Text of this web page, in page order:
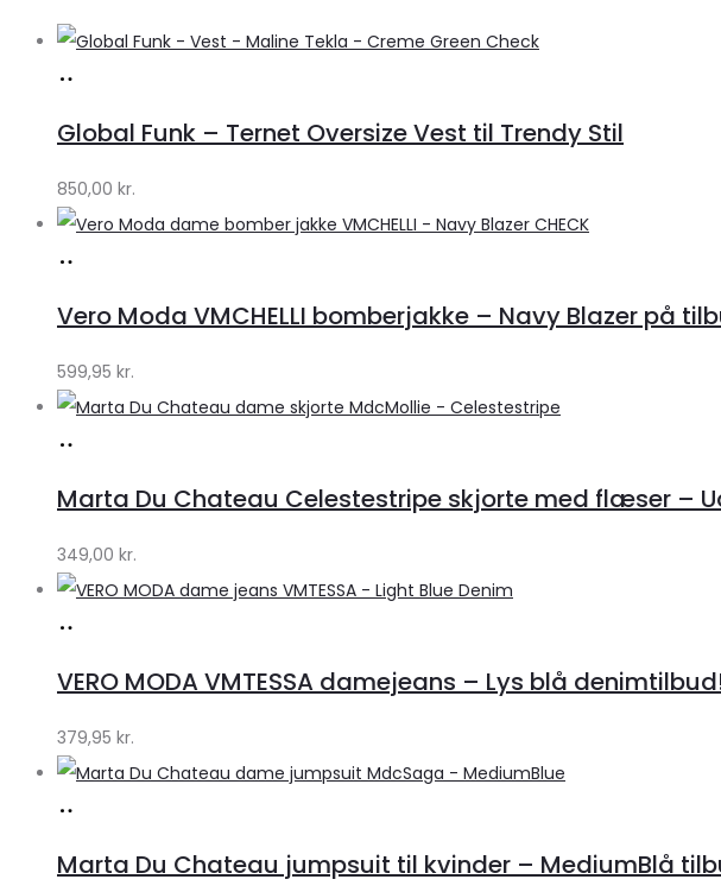
Lykke
by
Lykke
Global Funk – Ternet Oversize Vest til Trendy Stil
850,00 kr.
Klædeskabet.dk
Vero Moda VMCHELLI bomberjakke – Navy Blazer på
599,95 kr.
Klædeskabet.dk
Marta Du Chateau Celestestripe skjorte med flæser –
349,00 kr.
Klædeskabet.dk
VERO MODA VMTESSA damejeans – Lys blå
379,95 kr.
Klædeskabet.dk
Marta Du Chateau jumpsuit til kvinder – MediumBlå